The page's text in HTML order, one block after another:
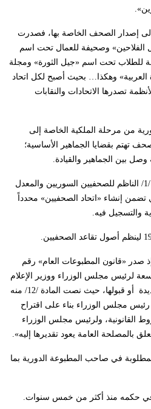
إصدار الصحف الخاصة بها، فصدرت
وصحيفة للعمال تحت اسم
للطلاب تحت اسم «جيل الثورة» ومجلة
العربية» وهكذا… بحيث أصبح لكل اتحاد
تصدرها الاتحادات والنقابات
من مرحلة الملكية الخاصة إلى
تهتم بقضايا الجماهير الأساسية؛
بين الجماهير والقيادة.
وفي عام 1990 صدر القانون رقم /1/ الناظم للصحفيين السوريين والمعدل
/58/ لعام 1974 والذي تضمن إنشاء «اتحاد الصحفيين» محدداً
والتسجيل فيه.
جديد إذ صدر «قانون المطبوعات العام» رقم
واسعة لرئيس مجلس الوزراء ووزير الإعلام
في رفض التراخيص للصحف الجديدة أو قبولها، حيث نصت المادة /12/ منه
مجلس الوزراء بناء على اقتراح
القانونية، ولرئيس مجلس الوزراء
العامة يعود تقديرها إليه».
/16/ الشروط المطلوبة في صاحب المطبوعة الدورية بما